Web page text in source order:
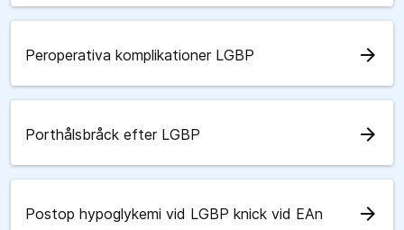
Peroperativa komplikationer LGBP arrow_forward
Porthålsbråck efter LGBP arrow_forward
Postop hypoglykemi vid LGBP knick vid EAn arrow_forward